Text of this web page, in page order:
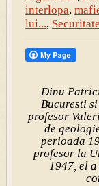
interlopa,
lui...,
Dinu
Bucuresti
profesor
de
perioada
profesor la
1947, el